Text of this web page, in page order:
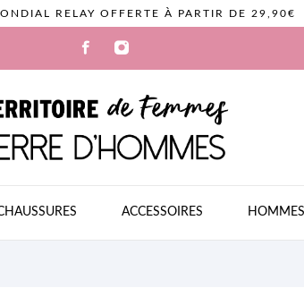
RELAY OFFERTE À PARTIR DE 29,90€
ACCESSOIRES HOMMES